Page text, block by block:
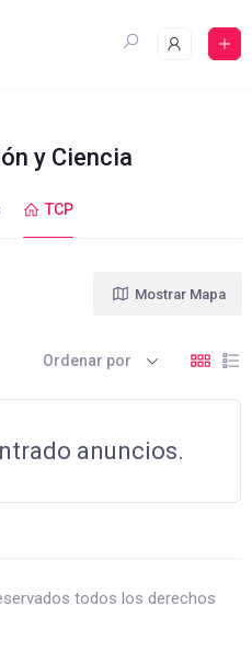
y Ciencia
TCP
Mostrar Mapa
Ordenar por
anuncios.
todos los derechos